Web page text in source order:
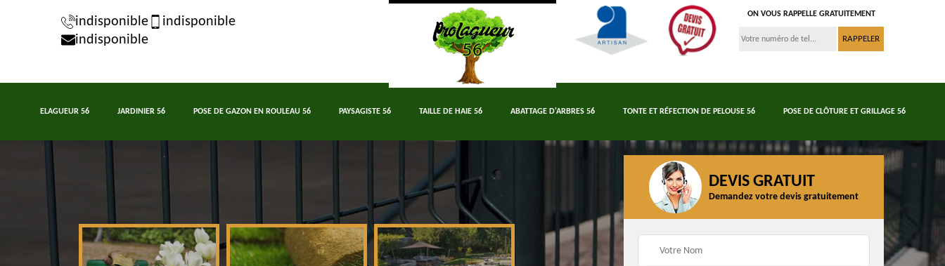
indisponible
indisponible
indisponible
ON VOUS RAPPELLE GRATUITEMENT
ELAGUEUR 56 JARDINIER 56 POSE DE GAZON EN ROULEAU 56 PAYSAGISTE 56 TAILLE DE HAIE 56 ABATTAGE D'ARBRES 56 TONTE ET RÉFECTION DE PELOUSE 56 POSE DE CLÔTURE ET GRILLAGE 56
DEVIS GRATUIT
Demandez votre devis gratuitement